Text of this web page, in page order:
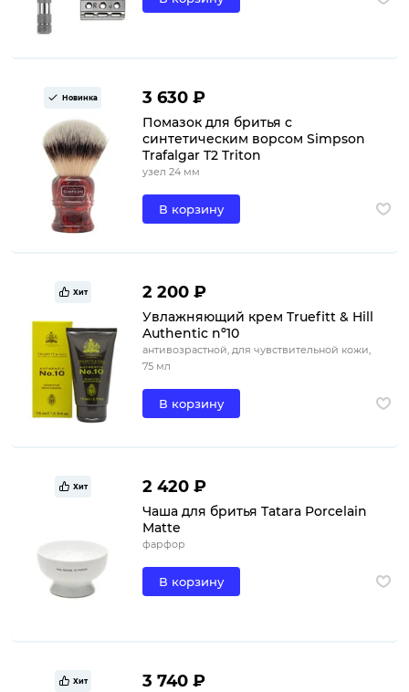
Новинка 3 630 ₽
Помазок для бритья с
синтетическим ворсом Simpson
Trafalgar T2 Triton
узел 24 мм
В корзину
Хит 2 200 ₽
Увлажняющий крем Truefitt & Hill
Authentic nº10
антивозрастной, для чувствительной кожи,
75 мл
В корзину
Хит 2 420 ₽
Чаша для бритья Tatara Porcelain
Matte
фарфор
В корзину
Хит 3 740 ₽